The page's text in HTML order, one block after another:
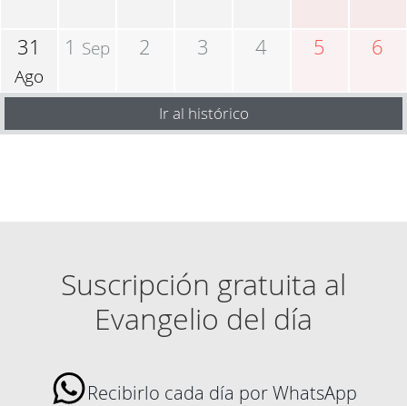
31
Ago
1 Sep 2 3 4 5 6
Ir al histórico
Suscripción gratuita al
Evangelio del día
Recibirlo cada día por WhatsApp